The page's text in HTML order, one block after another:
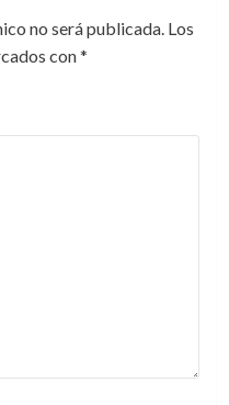
no será publicada. Los
con*